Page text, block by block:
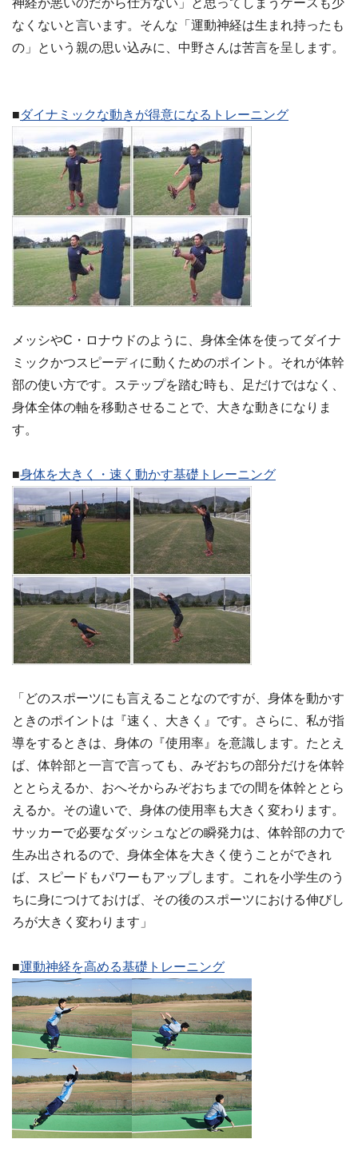
神経が悪いのだから仕方ない」と思ってしまうケースも少
なくないと言います。そんな「運動神経は生まれ持ったも
の」という親の思い込みに、中野さんは苦言を呈します。
■ダイナミックな動きが得意になるトレーニング
メッシやC・ロナウドのように、身体全体を使ってダイナ
ミックかつスピーディに動くためのポイント。それが体幹
部の使い方です。ステップを踏む時も、足だけではなく、
身体全体の軸を移動させることで、大きな動きになりま
す。
■身体を大きく・速く動かす基礎トレーニング
「どのスポーツにも言えることなのですが、身体を動かす
ときのポイントは『速く、大きく』です。さらに、私が指
導をするときは、身体の『使用率』を意識します。たとえ
ば、体幹部と一言で言っても、みぞおちの部分だけを体幹
ととらえるか、おへそからみぞおちまでの間を体幹ととら
えるか。その違いで、身体の使用率も大きく変わります。
サッカーで必要なダッシュなどの瞬発力は、体幹部の力で
生み出されるので、身体全体を大きく使うことができれ
ば、スピードもパワーもアップします。これを小学生のう
ちに身につけておけば、その後のスポーツにおける伸びし
ろが大きく変わります」
■運動神経を高める基礎トレーニング